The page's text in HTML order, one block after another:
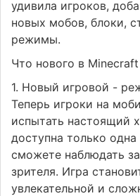
удивила игроков,
новых мобов, блоки,
режимы.
Что нового в Minecraft
1. Новый игровой -
Теперь игроки на
испытать настоящий
доступна только
сможете наблюдать
зрителя. Игра
увлекательной и